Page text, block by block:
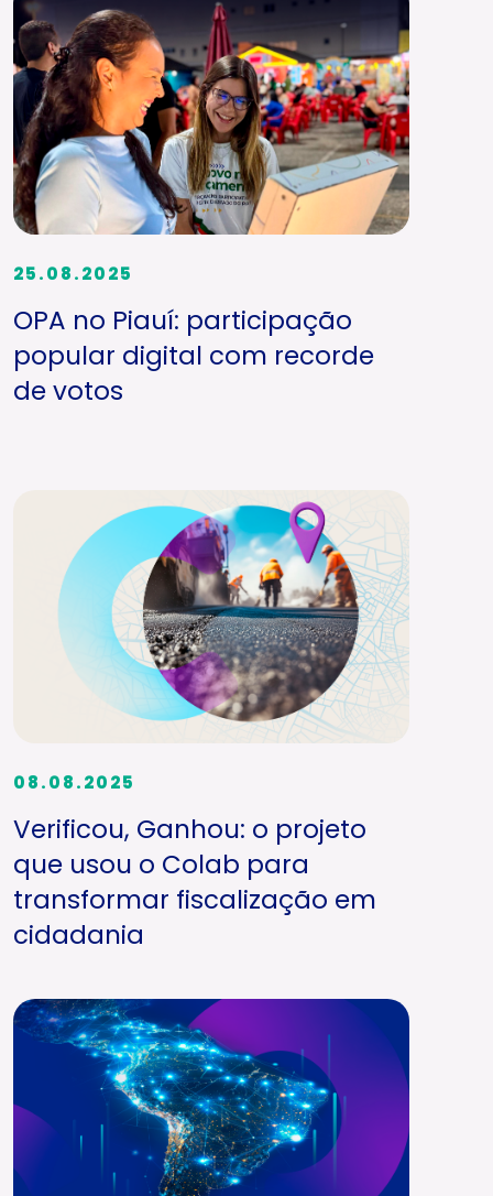
25.08.2025
OPA no Piauí: participação
popular digital com recorde
de votos
08.08.2025
Verificou, Ganhou: o projeto
que usou o Colab para
transformar fiscalização em
cidadania